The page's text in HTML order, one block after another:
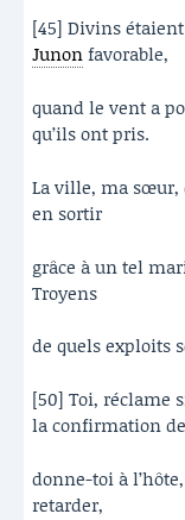
[45] Divins
Junonfavorable,
quand le vent a
qu’ils ont pris.
La ville, ma sœur,
en sortir
grâce à un tel
Troyens
de quels exploits
[50] Toi, réclame
la confirmation
donne-toi à
retarder,